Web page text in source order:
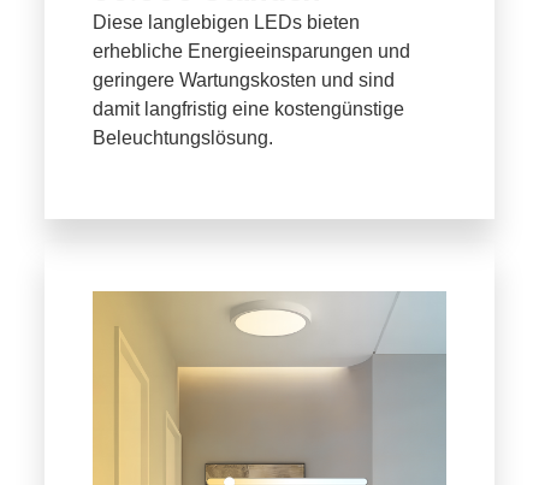
Diese langlebigen LEDs bieten
erhebliche Energieeinsparungen und
geringere Wartungskosten und sind
damit langfristig eine kostengünstige
Beleuchtungslösung.